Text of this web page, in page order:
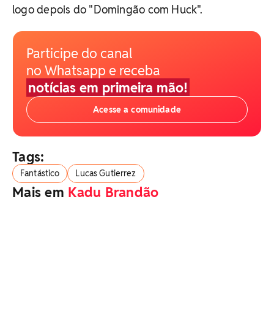
logo depois do "Domingão com Huck".
Participe do canal
no Whatsapp e receba
notícias em primeira mão!
Acesse a comunidade
Tags:
Fantástico Lucas Gutierrez
Mais em Kadu Brandão